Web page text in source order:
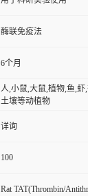
酶联免疫法
6个月
人,小鼠,大鼠,植物,鱼,
土壤等动植物
详询
100
Rat TAT(Thrombin/